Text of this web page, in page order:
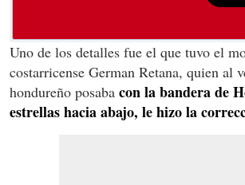
Uno de los detalles fue el que tuvo el
costarricense German Retana, quien al
hondureño posaba con la bandera de
estrellas hacia abajo, le hizo la